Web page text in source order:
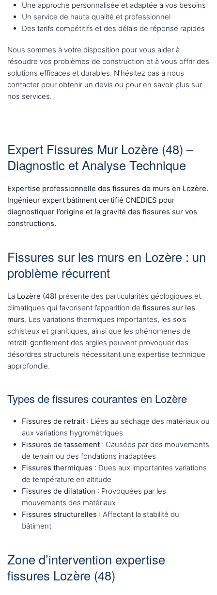
Une approche personnalisée et adaptée à vos besoins
Un service de haute qualité et professionnel
Des tarifs compétitifs et des délais de réponse rapides
Nous sommes à votre disposition pour vous aider à
résoudre vos problèmes de construction et à vous offrir des
solutions efficaces et durables. N’hésitez pas à nous
contacter pour obtenir un devis ou pour en savoir plus sur
nos services.
Expert Fissures Mur Lozère (48) –
Diagnostic et Analyse Technique
Expertise professionnelle des fissures de murs en Lozère.
Ingénieur expert bâtiment certifié CNEDIES pour
diagnostiquer l’origine et la gravité des fissures sur vos
constructions.
Fissures sur les murs en Lozère : un
problème récurrent
La Lozère (48) présente des particularités géologiques et
climatiques qui favorisent l’apparition de fissures sur les
murs. Les variations thermiques importantes, les sols
schisteux et granitiques, ainsi que les phénomènes de
retrait-gonflement des argiles peuvent provoquer des
désordres structurels nécessitant une expertise technique
approfondie.
Types de fissures courantes en Lozère
Fissures de retrait : Liées au séchage des matériaux ou
aux variations hygrométriques
Fissures de tassement : Causées par des mouvements
de terrain ou des fondations inadaptées
Fissures thermiques : Dues aux importantes variations
de température en altitude
Fissures de dilatation : Provoquées par les
mouvements des matériaux
Fissures structurelles : Affectant la stabilité du
bâtiment
Zone d’intervention expertise
fissures Lozère (48)